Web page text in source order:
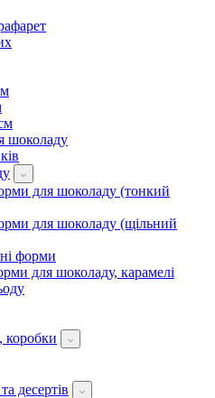
шоколаду
для шоколаду (тонкий
для шоколаду (щільний
форми
для шоколаду, карамелі
коробки
десертів